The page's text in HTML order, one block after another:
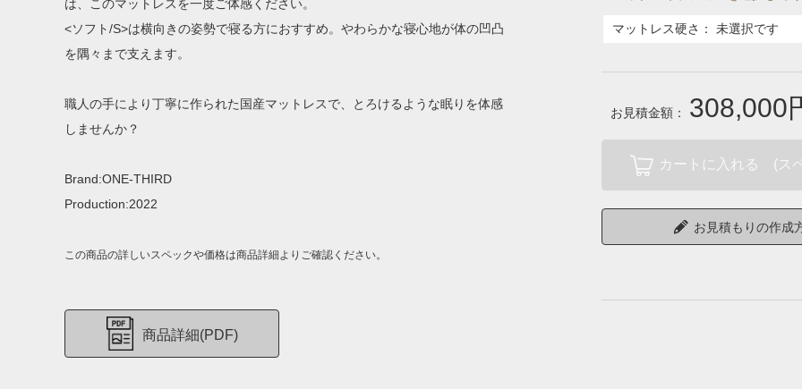
は、このマットレスを一度ご体感ください。
<ソフト/S>は横向きの姿勢で寝る方におすすめ。やわらかな寝心地が体の凹凸
を隅々まで支えます。
職人の手により丁寧に作られた国産マットレスで、とろけるような眠りを体感
しませんか？
Brand:ONE-THIRD
Production:2022
この商品の詳しいスペックや価格は商品詳細よりご確認ください。
商品詳細(PDF)
マットレス硬さ ： 未選択です
お見積金額： 308,000
カートに入れる (ス
お見積もりの作成